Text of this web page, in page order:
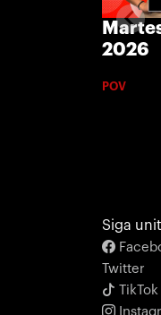
2026
POV
Siga
Twitter
TikTok